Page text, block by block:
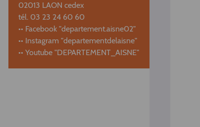
02013 LAON cedex
tél. 03 23 24 60 60
•• Facebook "departement.aisne02"
•• Instagram "departementdelaisne"
•• Youtube "DEPARTEMENT_AISNE"